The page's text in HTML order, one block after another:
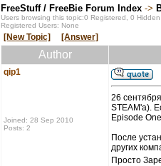
FreeStuff / FreeBie Forum Index ->
Users browsing this topic:0 Registered, 0
Registered Users: None
[New Topic] [Answer]
Author
qip1
Joined: 28 Sep 2010
Posts: 2
26
STEAM'a).
Episode
После
других
Просто